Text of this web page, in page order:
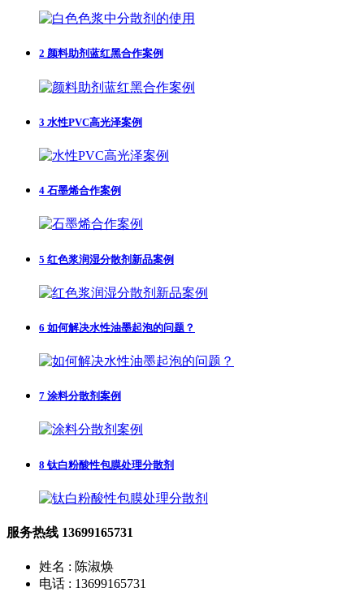
2 颜料助剂蓝红黑合作案例
3 水性PVC高光泽案例
4 石墨烯合作案例
5 红色浆润湿分散剂新品案例
6 如何解决水性油墨起泡的问题？
7 涂料分散剂案例
8 钛白粉酸性包膜处理分散剂
服务热线 13699165731
姓名 : 陈淑焕
电话 : 13699165731